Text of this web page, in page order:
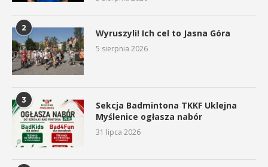
2 Wyruszyli! Ich cel to Jasna Góra
5 sierpnia 2026
3
Sekcja Badmintona TKKF Uklejna
Myślenice ogłasza nabór
31 lipca 2026